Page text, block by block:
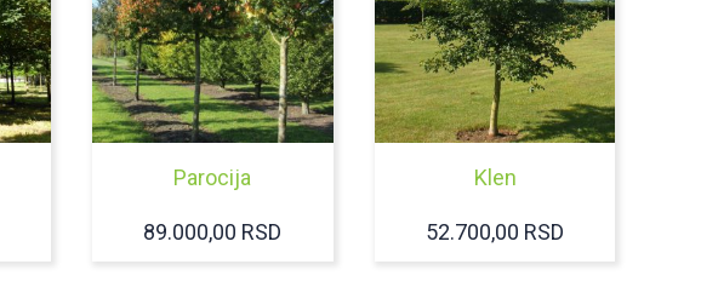
Parocija
89.000,00 RSD
Klen
52.700,00 RSD